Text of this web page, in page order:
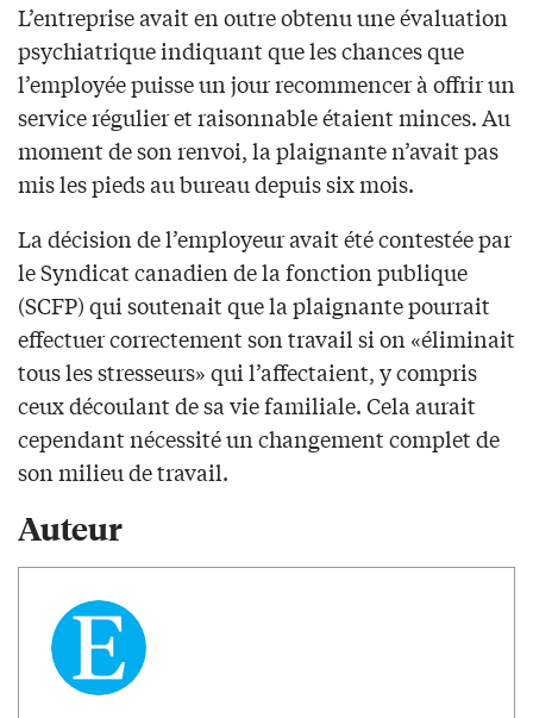
L’entreprise avait en outre obtenu une évaluation
psychiatrique indiquant que les chances que
l’employée puisse un jour recommencer à offrir un
service régulier et raisonnable étaient minces. Au
moment de son renvoi, la plaignante n’avait pas
mis les pieds au bureau depuis six mois.
La décision de l’employeur avait été contestée par
le Syndicat canadien de la fonction publique
(SCFP) qui soutenait que la plaignante pourrait
effectuer correctement son travail si on «éliminait
tous les stresseurs» qui l’affectaient, y compris
ceux découlant de sa vie familiale. Cela aurait
cependant nécessité un changement complet de
son milieu de travail.
Auteur